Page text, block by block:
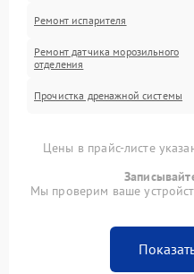
Ремонт испарителя
Ремонт датчика морозильного
отделения
Прочистка дренажной системы
Цены в прайс-листе
Мы проверим ваше